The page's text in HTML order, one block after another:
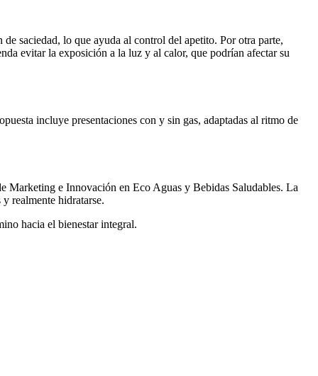
saciedad, lo que ayuda al control del apetito. Por otra parte,
evitar la exposición a la luz y al calor, que podrían afectar su
incluye presentaciones con y sin gas, adaptadas al ritmo de
Marketing e Innovación en Eco Aguas y Bebidas Saludables. La
realmente hidratarse.
hacia el bienestar integral.